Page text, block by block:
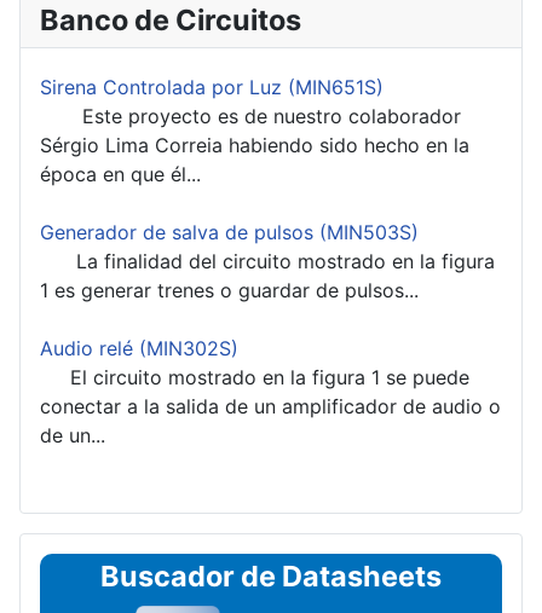
Banco de Circuitos
Sirena Controlada por Luz (MIN651S)
Este proyecto es de nuestro colaborador
Sérgio Lima Correia habiendo sido hecho en la
época en que él...
Generador de salva de pulsos (MIN503S)
La finalidad del circuito mostrado en la figura
1 es generar trenes o guardar de pulsos...
Audio relé (MIN302S)
El circuito mostrado en la figura 1 se puede
conectar a la salida de un amplificador de audio o
de un...
Buscador de Datasheets